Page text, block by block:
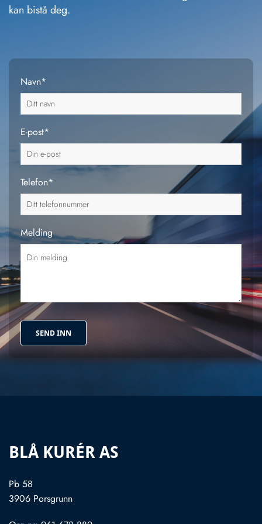
kan bistå deg.
Navn*
E-post*
Telefon*
Melding
BLÅ KURÉR AS
Pb 58
3906 Porsgrunn